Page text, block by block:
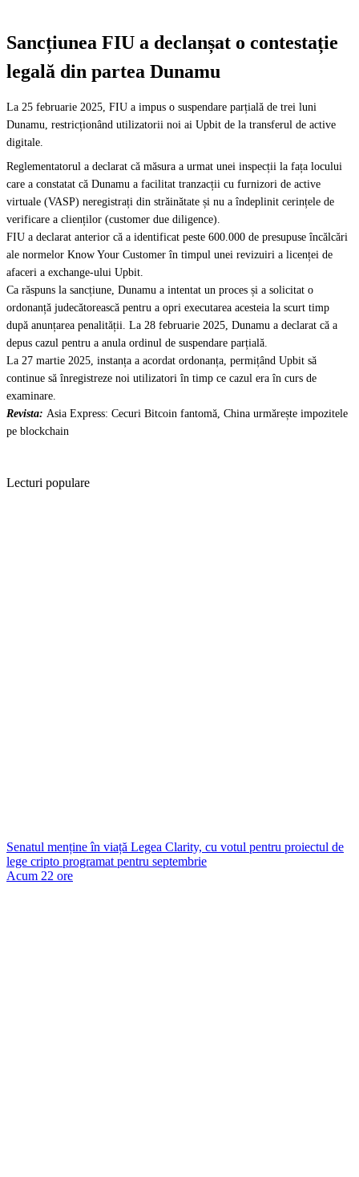
Sancțiunea FIU a declanșat o contestație
legală din partea Dunamu
La 25 februarie 2025, FIU a impus o suspendare parțială de trei luni
Dunamu, restricționând utilizatorii noi ai Upbit de la transferul de active
digitale.
Reglementatorul a declarat că măsura a urmat unei inspecții la fața locului
care a constatat că Dunamu a facilitat tranzacții cu furnizori de active
virtuale (VASP) neregistrați din străinătate și nu a îndeplinit cerințele de
verificare a clienților (customer due diligence).
FIU a declarat anterior că a identificat peste 600.000 de presupuse încălcări
ale normelor Know Your Customer în timpul unei revizuiri a licenței de
afaceri a exchange-ului Upbit.
Ca răspuns la sancțiune, Dunamu a intentat un proces și a solicitat o
ordonanță judecătorească pentru a opri executarea acesteia la scurt timp
după anunțarea penalității. La 28 februarie 2025, Dunamu a declarat că a
depus cazul pentru a anula ordinul de suspendare parțială.
La 27 martie 2025, instanța a acordat ordonanța, permițând Upbit să
continue să înregistreze noi utilizatori în timp ce cazul era în curs de
examinare.
Revista: Asia Express: Cecuri Bitcoin fantomă, China urmărește impozitele
pe blockchain
Lecturi populare
Senatul menține în viață Legea Clarity, cu votul pentru proiectul de
lege cripto programat pentru septembrie
Acum 22 ore